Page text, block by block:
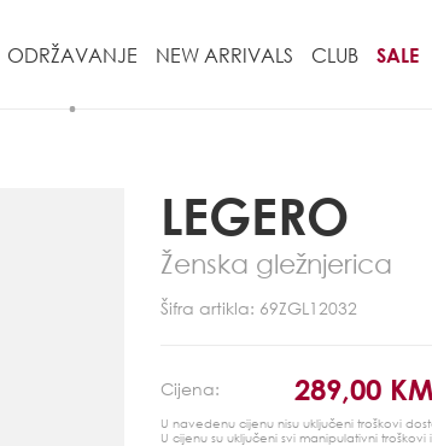
ODRŽAVANJE NEW ARRIVALS CLUB SALE
LEGERO
Ženska gležnjerica
Šifra artikla: 69ZGL12032
Cijena: 289,00 KM
U navedenu cijenu nisu uključeni troškovi
U cijenu su uključeni svi manipulativni troškovi i